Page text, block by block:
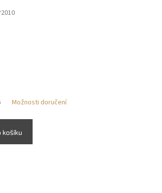
Možnosti doručení
košíku